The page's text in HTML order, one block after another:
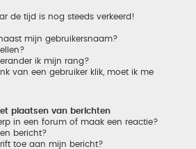
de tijd is nog steeds verkeerd!
mijn gebruikersnaam?
ik mijn rang?
van een gebruiker klik, moet ik me
plaatsen van berichten
in een forum of maak een reactie?
bericht?
toe aan mijn bericht?